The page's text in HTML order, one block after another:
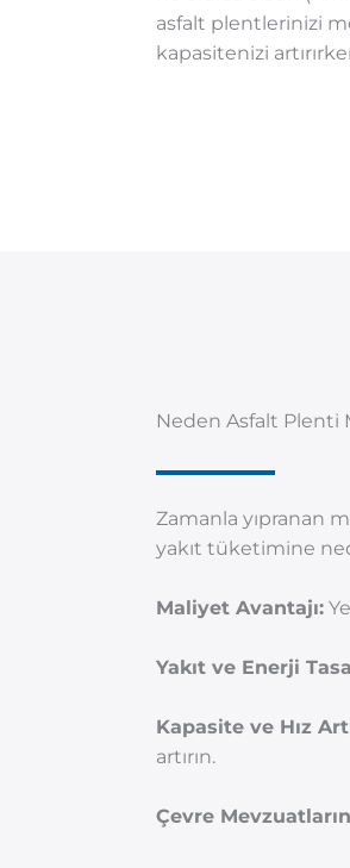
asfalt plentlerinizi
kapasitenizi
Neden Asfalt Plenti
Zamanla yıpranan
yakıt tüketimine
Maliyet Avantajı:
Yakıt ve Enerji
Kapasite ve Hız
artırın.
Çevre